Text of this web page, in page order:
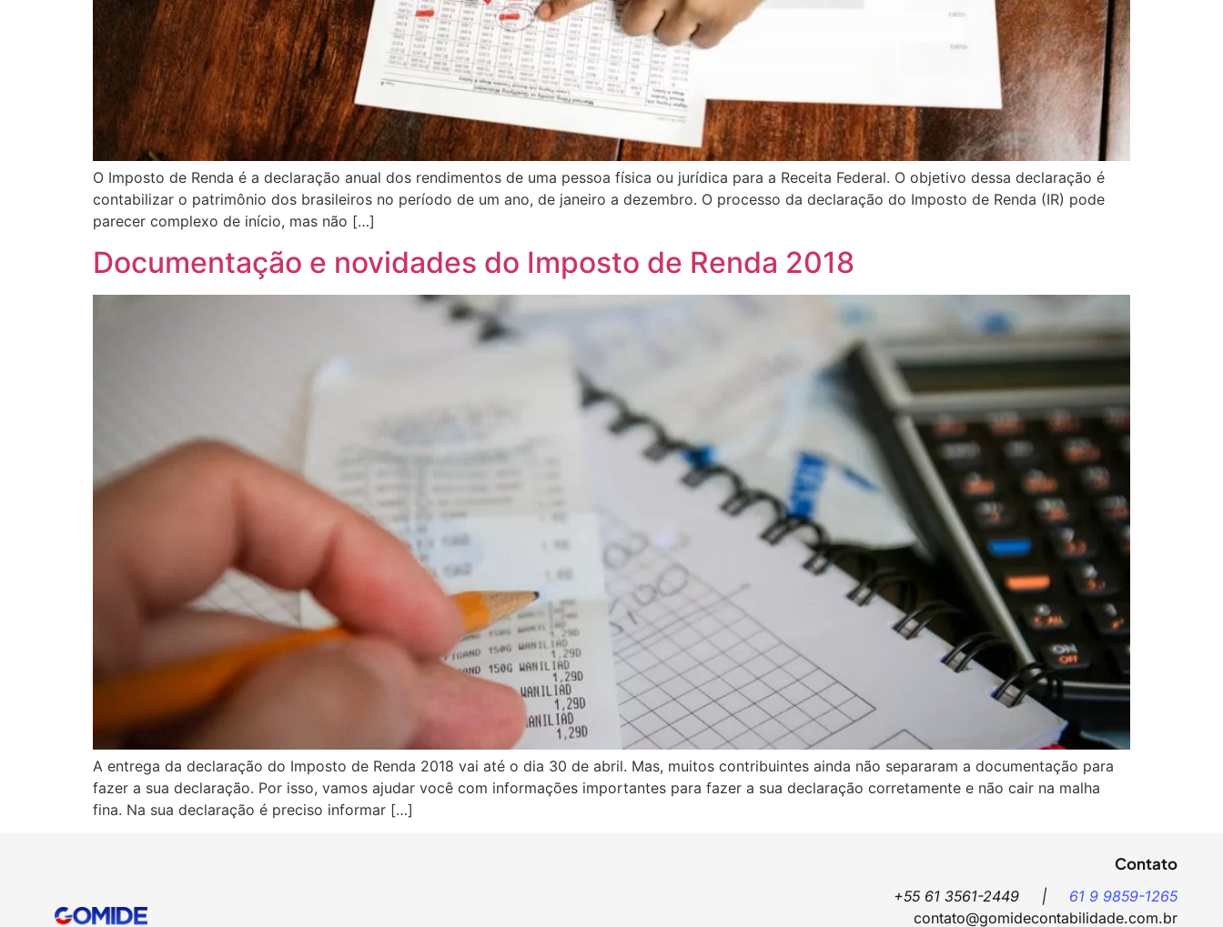
O Imposto de Renda é a declaração anual dos rendimentos de uma pessoa física ou jurídica para a Receita Federal. O objetivo dessa declaração é
contabilizar o patrimônio dos brasileiros no período de um ano, de janeiro a dezembro. O processo da declaração do Imposto de Renda (IR) pode
parecer complexo de início, mas não […]
Documentação e novidades do Imposto de Renda 2018
A entrega da declaração do Imposto de Renda 2018 vai até o dia 30 de abril. Mas, muitos contribuintes ainda não separaram a documentação para
fazer a sua declaração. Por isso, vamos ajudar você com informações importantes para fazer a sua declaração corretamente e não cair na malha
fina. Na sua declaração é preciso informar […]
Contato
+55 61 3561-2449 | 61 9 9859-1265
contato@gomidecontabilidade.com.br